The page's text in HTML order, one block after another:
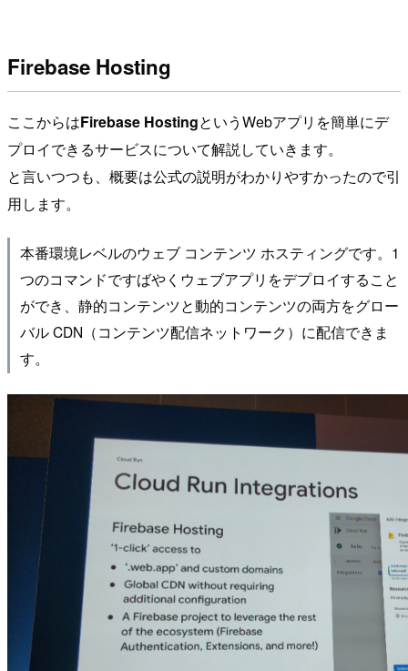
Firebase Hosting
ここからはFirebase HostingというWebアプリを簡単にデ
プロイできるサービスについて解説していきます。
と言いつつも、概要は公式の説明がわかりやすかったので引
用します。
本番環境レベルのウェブ コンテンツ ホスティングです。1
つのコマンドですばやくウェブアプリをデプロイすること
ができ、静的コンテンツと動的コンテンツの両方をグロー
バル CDN（コンテンツ配信ネットワーク）に配信できま
す。